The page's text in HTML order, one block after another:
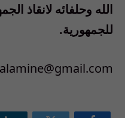
الله وحلفائه لانقاذ
للجمهورية.